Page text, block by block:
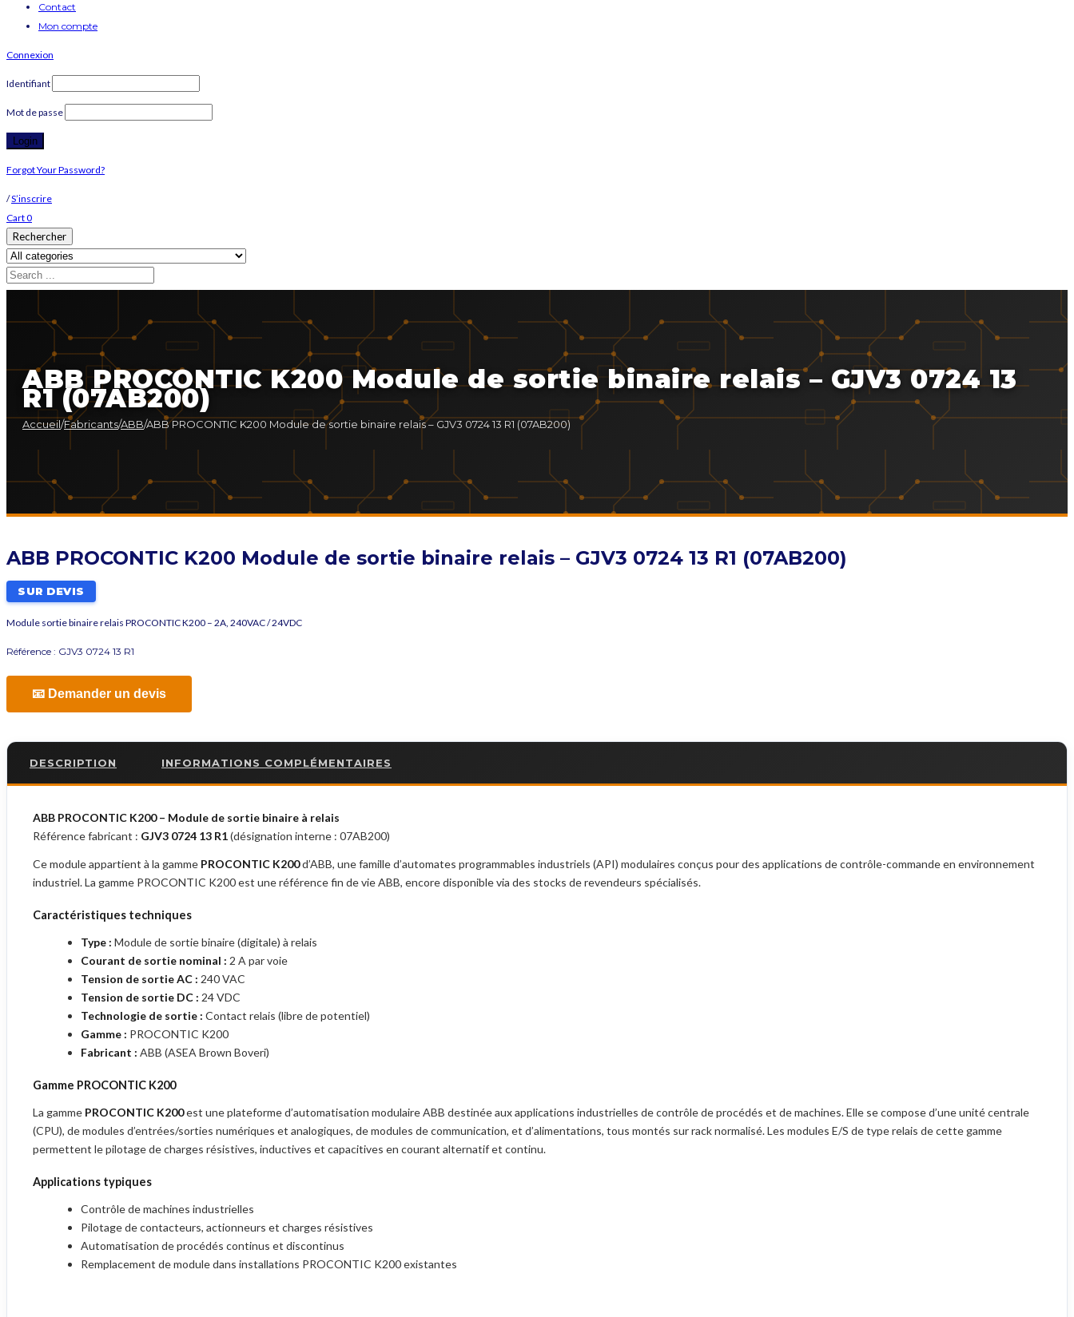
Contact
Mon compte
Connexion
Identifiant
Mot de passe
Forgot Your Password?
/S’inscrire
Cart0
Rechercher
ABB PROCONTIC K200 Module de sortie binaire relais – GJV3 0724 13
R1 (07AB200)
Accueil/Fabricants/ABB/ABB PROCONTIC K200 Module de sortie binaire relais – GJV3 0724 13 R1 (07AB200)
ABB PROCONTIC K200 Module de sortie binaire relais – GJV3 0724 13 R1 (07AB200)
SUR DEVIS
Module sortie binaire relais PROCONTIC K200 – 2A, 240VAC / 24VDC
Référence : GJV3 0724 13 R1
📧 Demander un devis
DESCRIPTION INFORMATIONS COMPLÉMENTAIRES
ABB PROCONTIC K200 – Module de sortie binaire à relais
Référence fabricant : GJV3 0724 13 R1(désignation interne : 07AB200)
Ce module appartient à la gamme PROCONTIC K200d’ABB, une famille d’automates programmables industriels (API) modulaires conçus pour des applications de contrôle-commande en environnement
industriel. La gamme PROCONTIC K200 est une référence fin de vie ABB, encore disponible via des stocks de revendeurs spécialisés.
Caractéristiques techniques
Type : Module de sortie binaire (digitale) à relais
Courant de sortie nominal : 2 A par voie
Tension de sortie AC : 240 VAC
Tension de sortie DC : 24 VDC
Technologie de sortie : Contact relais (libre de potentiel)
Gamme : PROCONTIC K200
Fabricant : ABB (ASEA Brown Boveri)
Gamme PROCONTIC K200
La gamme PROCONTIC K200est une plateforme d’automatisation modulaire ABB destinée aux applications industrielles de contrôle de procédés et de machines. Elle se compose d’une unité centrale
(CPU), de modules d’entrées/sorties numériques et analogiques, de modules de communication, et d’alimentations, tous montés sur rack normalisé. Les modules E/S de type relais de cette gamme
permettent le pilotage de charges résistives, inductives et capacitives en courant alternatif et continu.
Applications typiques
Contrôle de machines industrielles
Pilotage de contacteurs, actionneurs et charges résistives
Automatisation de procédés continus et discontinus
Remplacement de module dans installations PROCONTIC K200 existantes